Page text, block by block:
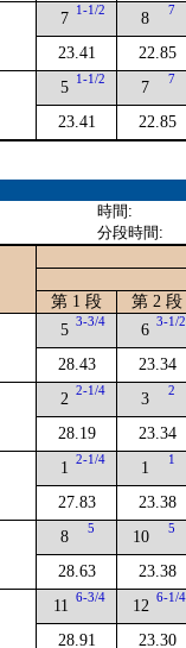
7 1-1/2
23.41
8 7
22.85
5 1-1/2
23.41
7 7
22.85
時間:
分段時間:
第 1 段
第 2 段
5 3-3/4
28.43
6 3-1/2
23.34
2 2-1/4
28.19
3 2
23.34
1 2-1/4
27.83
1 1
23.38
8 5
28.63
10 5
23.38
11 6-3/4
28.91
12 6-1/4
23.30